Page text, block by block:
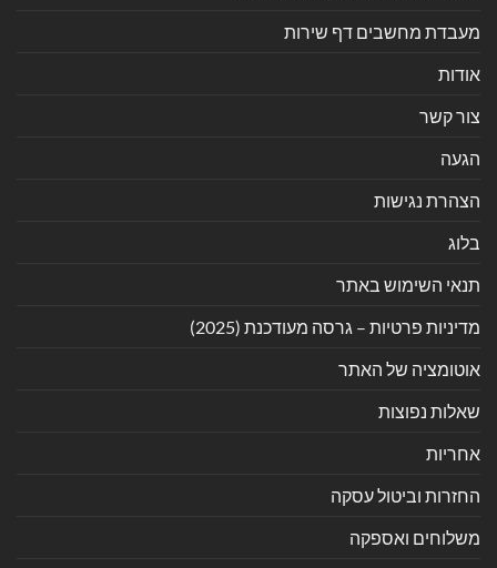
מעבדת מחשבים דף שירות
אודות
צור קשר
הגעה
הצהרת נגישות
בלוג
תנאי השימוש באתר
מדיניות פרטיות – גרסה מעודכנת (2025)
אוטומציה של האתר
שאלות נפוצות
אחריות
החזרות וביטול עסקה
משלוחים ואספקה